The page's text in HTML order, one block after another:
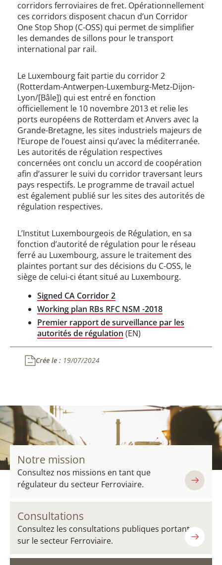
corridors ferroviaires de fret. Opérationnellement
ces corridors disposent chacun d’un Corridor
One Stop Shop (C-OSS) qui permet de simplifier
les demandes de sillons pour le transport
international par rail.
Le Luxembourg fait partie du corridor 2
(Rotterdam-Antwerpen-Luxemburg-Metz-Dijon-
Lyon/[Bâle]) qui est entré en fonction
officiellement le 10 novembre 2013 et relie les
ports européens de Rotterdam et Anvers avec la
Grande-Bretagne, les sites industriels majeurs de
l’Europe de l’ouest ainsi qu’avec la méditerranée.
Les autorités de régulation respectives
concernées ont conclu un accord de coopération
afin d’assurer le suivi du corridor traversant leurs
pays respectifs. Le programme de travail actuel
est également publié sur les sites des autorités de
régulation respectives.
L’Institut Luxembourgeois de Régulation, en sa
fonction d’autorité de régulation pour le réseau
ferré au Luxembourg, assure le traitement des
plaintes portant sur des décisions du C-OSS, le
siège de celui-ci étant situé au Luxembourg.
Signed CA Corridor 2
Working plan RBs RFC NSM -2018
Premier rapport de surveillance par les
autorités de régulation (EN)
Crée le : 19/07/2024
Notre mission
Consultez nos missions en tant que
régulateur du secteur Ferroviaire.
Consultations
Consultez les consultations publiques portant
sur le secteur Ferroviaire.